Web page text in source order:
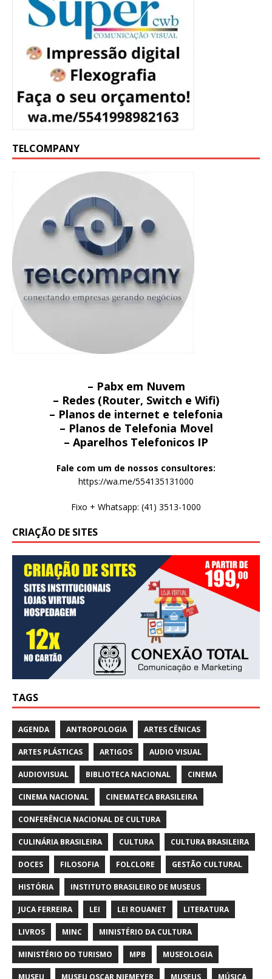
TELCOMPANY
– Pabx em Nuvem
– Redes (Router, Switch e Wifi)
– Planos de internet e telefonia
– Planos de Telefonia Movel
– Aparelhos Telefonicos IP
Fale com um de nossos consultores:
https://wa.me/554135131000
Fixo + Whatsapp: (41) 3513-1000
CRIAÇÃO DE SITES
TAGS
AGENDA ANTROPOLOGIA ARTES CÊNICAS
ARTES PLÁSTICAS ARTIGOS AUDIO VISUAL
AUDIOVISUAL BIBLIOTECA NACIONAL CINEMA
CINEMA NACIONAL CINEMATECA BRASILEIRA
CONFERÊNCIA NACIONAL DE CULTURA
CULINÁRIA BRASILEIRA CULTURA CULTURA BRASILEIRA
DOCES FILOSOFIA FOLCLORE GESTÃO CULTURAL
HISTÓRIA INSTITUTO BRASILEIRO DE MUSEUS
JUCA FERREIRA LEI LEI ROUANET LITERATURA
LIVROS MINC MINISTÉRIO DA CULTURA
MINISTÉRIO DO TURISMO MPB MUSEOLOGIA
MUSEU MUSEU OSCAR NIEMEYER MUSEUS MÚSICA